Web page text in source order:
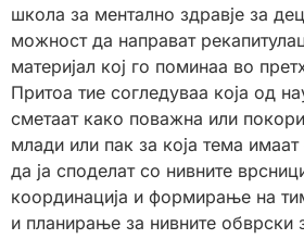
школа за ментално здравје за
можност да направат
материјал кој го поминаа во
Притоа тие согледуваа која од
сметаат како поважна или
млади или пак за која тема имаат
да ја споделат со нивните
координација и формирање на
и планирање за нивните обврски